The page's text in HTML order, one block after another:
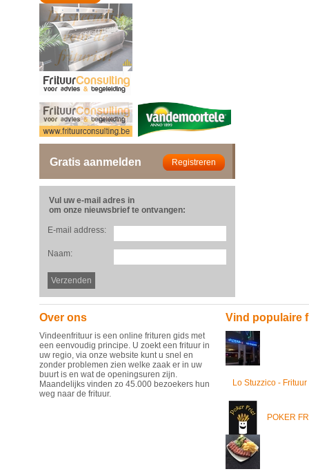
Gratis aanmelden
Vul uw e-mail adres in
om onze nieuwsbrief te ontvangen:
E-mail address:
Naam:
Over ons
Vindeenfrituur is een online frituren gids met
een eenvoudig principe. U zoekt een frituur in
uw regio, via onze website kunt u snel en
zonder problemen zien welke zaak er in uw
buurt is en wat de openingsuren zijn.
Maandelijks vinden zo 45.000 bezoekers hun
weg naar de frituur.
Vind populaire
Lo Stuzzico -
POKER